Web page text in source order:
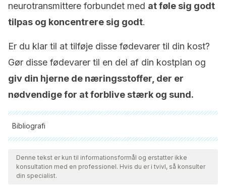
neurotransmittere forbundet med at føle sig godt
tilpas og koncentrere sig godt.
Er du klar til at tilføje disse fødevarer til din kost?
Gør disse fødevarer til en del af din kostplan og
giv din hjerne de næringsstoffer, der er
nødvendige for at forblive stærk og sund.
Bibliografi
Alle citerede kilder blev grundigt gennemgået af vores team
for at sikre deres kvalitet, pålidelighed, aktualitet og validitet.
Bibliografien i denne artikel blev betragtet som pålidelig og af
Denne tekst er kun til informationsformål og erstatter ikke
konsultation med en professionel. Hvis du er i tvivl, så konsulter
din specialist.